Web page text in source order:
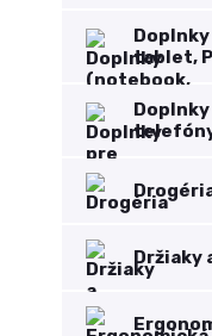
tablet,
Držiaky